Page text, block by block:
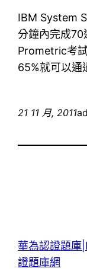
IBM System
分鐘內完成70
Prometric考
65%就可以通
21 11 月, 2011
華為認證題庫
證題庫網